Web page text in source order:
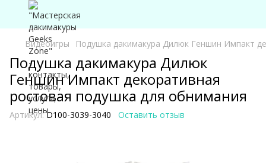
Видеоигры Подушка дакимакура Дилюк Геншин Импакт
Подушка дакимакура Дилюк
Геншин Импакт декоративная
ростовая подушка для обнимания
Артикул:D100-3039-3040 Оставить отзыв